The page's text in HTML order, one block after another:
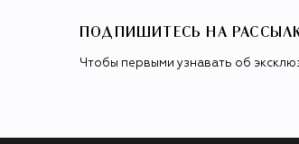
ПОДПИШИТЕСЬ НА
Чтобы первыми узнавать об